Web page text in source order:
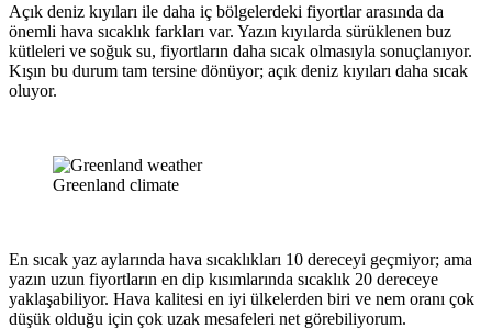
Açık deniz kıyıları ile daha iç bölgelerdeki fiyortlar arasında da
önemli hava sıcaklık farkları var. Yazın kıyılarda sürüklenen buz
kütleleri ve soğuk su, fiyortların daha sıcak olmasıyla sonuçlanıyor.
Kışın bu durum tam tersine dönüyor; açık deniz kıyıları daha sıcak
oluyor.
Greenland climate
En sıcak yaz aylarında hava sıcaklıkları 10 dereceyi geçmiyor; ama
yazın uzun fiyortların en dip kısımlarında sıcaklık 20 dereceye
yaklaşabiliyor. Hava kalitesi en iyi ülkelerden biri ve nem oranı çok
düşük olduğu için çok uzak mesafeleri net görebiliyorum.